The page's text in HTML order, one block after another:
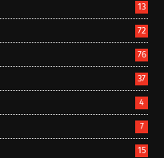
13
72
76
37
4
7
15